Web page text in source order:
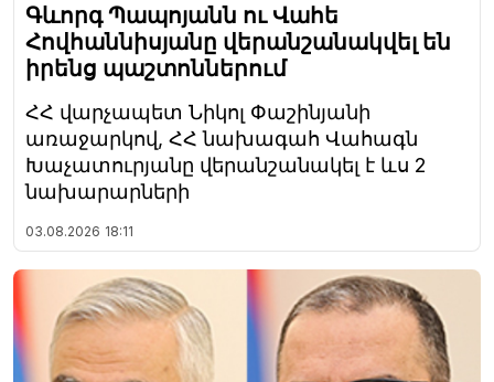
Գևորգ Պապոյանն ու Վահե
Հովհաննիսյանը վերանշանակվել են
իրենց պաշտոններում
ՀՀ վարչապետ Նիկոլ Փաշինյանի
առաջարկով, ՀՀ նախագահ Վահագն
Խաչատուրյանը վերանշանակել է ևս 2
նախարարների
03.08.2026 18:11